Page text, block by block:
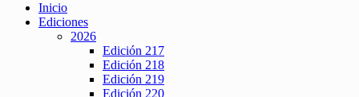
Inicio
Ediciones
2026
Edición 217
Edición 218
Edición 219
Edición 220